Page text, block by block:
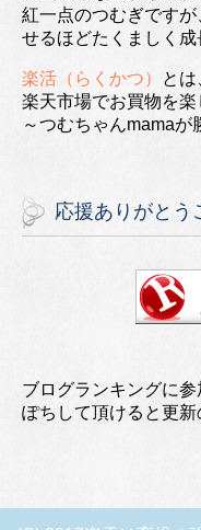
紅一点のつむぎです
せるほどたくましく成
楽活（らくかつ）
とは
楽天市場でお買物を
～つむちゃんmamaが
応援ありがとう
ブログランキングに参
ぽちして頂けると更